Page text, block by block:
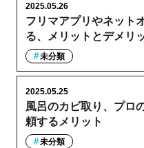
フリマアプリやネット
る、メリットとデメリ
2025.05.26
未分類
風呂のカビ取り、プロ
頼するメリット
2025.05.25
未分類